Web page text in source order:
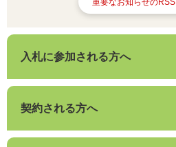
重要なお知らせのRSS
入札に参加される方へ
契約される方へ